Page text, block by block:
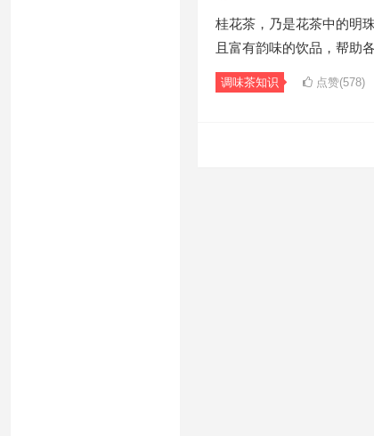
桂花茶，乃是花茶中的明
且富有韵味的饮品，帮助
调味茶知识 点赞(578)